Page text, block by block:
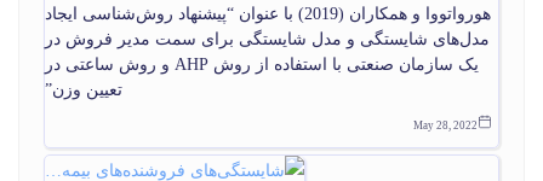
هورواتووا و همکاران (2019) با عنوان “پیشنهاد روش‌شناسی ایجاد
مدل‌های شایستگی و مدل شایستگی برای سمت مدیر فروش در
یک سازمان صنعتی با استفاده از روش AHP و روش ساعتی در
تعیین وزن”
May 28, 2022